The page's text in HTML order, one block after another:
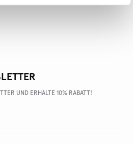
UND ERHALTE 10% RABATT!